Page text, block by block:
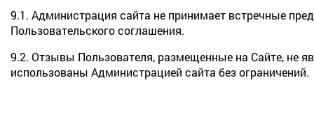
9.1. Администрация сайта не принимает встречные
Пользовательского соглашения.
9.2. Отзывы Пользователя, размещенные на Сайте, не
использованы Администрацией сайта без ограничений.